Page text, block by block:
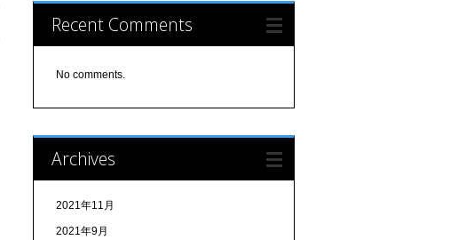
Recent Comments
No comments.
Archives
2021年11月
2021年9月